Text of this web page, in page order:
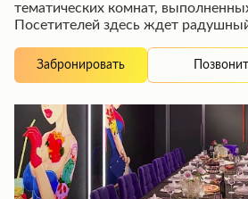
тематических комнат,
Посетителей здесь ждет
любого торжества - от дня
банкета. Просторные и уютные
клиентоориентированности
идеальным выбором для
в кругу близких.
Забронировать